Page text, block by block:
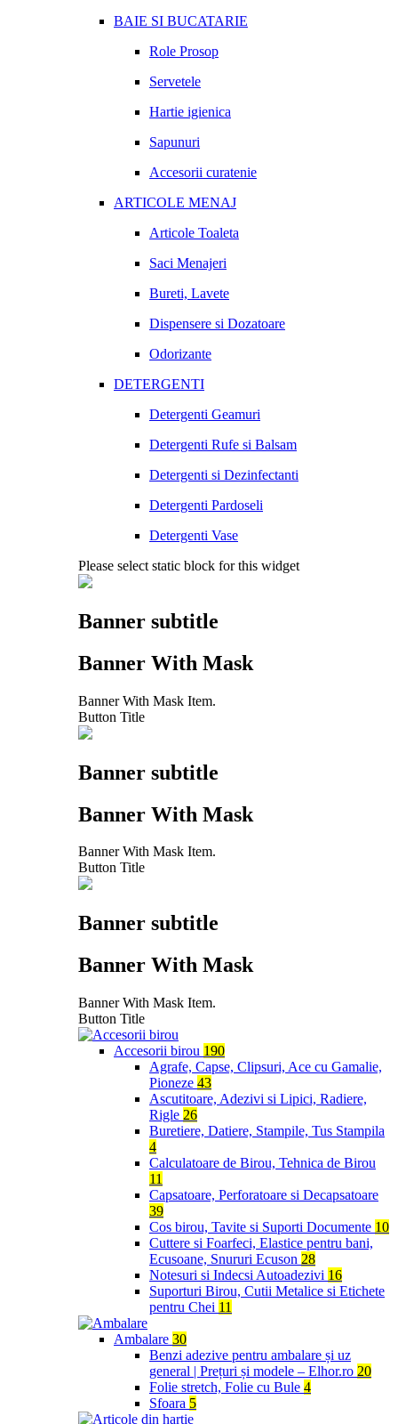
BAIE SI BUCATARIE
Role Prosop
Servetele
Hartie igienica
Sapunuri
Accesorii curatenie
ARTICOLE MENAJ
Articole Toaleta
Saci Menajeri
Bureti, Lavete
Dispensere si Dozatoare
Odorizante
DETERGENTI
Detergenti Geamuri
Detergenti Rufe si Balsam
Detergenti si Dezinfectanti
Detergenti Pardoseli
Detergenti Vase
Please select static block for this widget
Banner subtitle
Banner With Mask
Banner With Mask Item.
Button Title
Banner subtitle
Banner With Mask
Banner With Mask Item.
Button Title
Banner subtitle
Banner With Mask
Banner With Mask Item.
Button Title
Accesorii birou 190
Agrafe, Capse, Clipsuri, Ace cu Gamalie,
Pioneze 43
Ascutitoare, Adezivi si Lipici, Radiere,
Rigle 26
Buretiere, Datiere, Stampile, Tus Stampila
4
Calculatoare de Birou, Tehnica de Birou
11
Capsatoare, Perforatoare si Decapsatoare
39
Cos birou, Tavite si Suporti Documente 10
Cuttere si Foarfeci, Elastice pentru bani,
Ecusoane, Snururi Ecuson 28
Notesuri si Indecsi Autoadezivi 16
Suporturi Birou, Cutii Metalice si Etichete
pentru Chei 11
Ambalare 30
Benzi adezive pentru ambalare și uz
general | Prețuri și modele – Elhor.ro 20
Folie stretch, Folie cu Bule 4
Sfoara 5